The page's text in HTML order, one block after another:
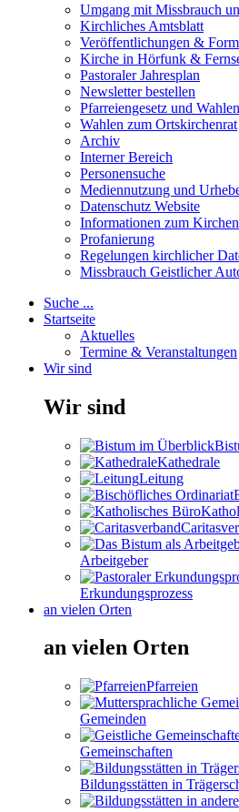
Umgang mit Missbrauch
Kirchliches Amtsblatt
Veröffentlichungen &
Kirche in Hörfunk &
Pastoraler Jahresplan
Newsletter bestellen
Pfarreiengesetz und
Wahlen zum Ortskirchenrat
Archiv
Interner Bereich
Personensuche
Mediennutzung und
Datenschutz Website
Informationen zum
Profanierung
Regelungen kirchlicher
Missbrauch Geistlicher
Suche ...
Startseite
Aktuelles
Termine & Veranstaltungen
Wir sind
Wir sind
Kathedrale
Leitung
Arbeitgeber
Erkundungsprozess
an vielen Orten
an vielen Orten
Pfarreien
Gemeinden
Gemeinschaften
Bildungsstätten in